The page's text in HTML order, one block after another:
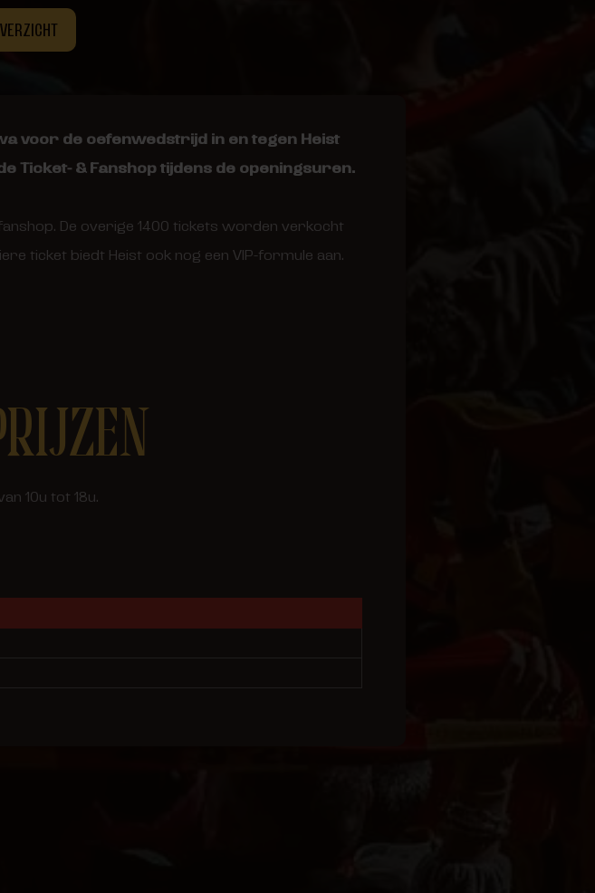
voor de oefenwedstrijd in en tegen Heist
Ticket- & Fanshop tijdens de openingsuren.
De overige 1400 tickets worden verkocht
ticket biedt Heist ook nog een VIP-formule aan.
10u tot 18u.